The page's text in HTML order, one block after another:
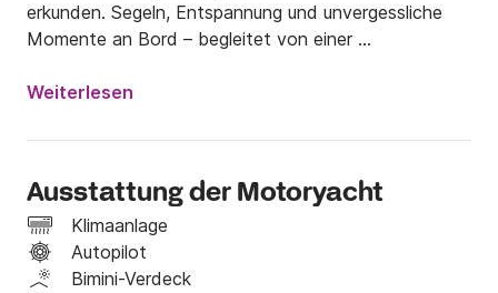
erkunden. Segeln, Entspannung und unvergessliche
Momente an Bord – begleitet von einer
kümmert.
IM PREIS INBEGRIFFEN:
Treibstoff für 9 Knoten
Wasser, Softdrinks, Bier und Cava
Kleine Snacks (Chips, herzhafte Snacks etc.)
Abfahrts- und Ankunftshafen: Puerto Banús
Weiterlesen
Ausstattung der Motoryacht
Klimaanlage
Autopilot
Bimini-Verdeck